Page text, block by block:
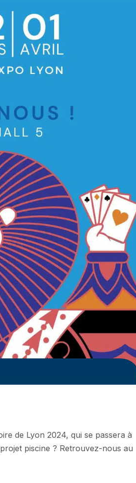
de Lyon 2024, qui se passera à
piscine ? Retrouvez-nous au